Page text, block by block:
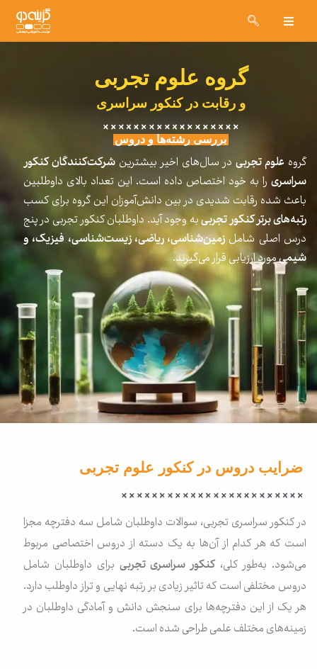
گروه علوم تجربی
و رقابت در کنکور سراسری
بررسی رشته‌ها و دروس
گروه علوم تجربیدر سال‌های اخیر بیشترینشرکت‌کنندگان کنکور
سراسریرا به خود اختصاص داده است. این تعداد بالای داوطلبین
باعث شده رقابت شدیدی در بین دانش‌آموزان این گروه برای کسب
رتبه‌های برتر کنکور تجربیبه وجود آید. داوطلبان کنکور تجربی در پنج
درس اصلی شاملزمین‌شناسی، ریاضی، زیست‌شناسی، فیزیک، و
شیمیمورد ارزیابی قرار می‌گیرند.
ضرایب دروس در کنکور علوم تجربی​
در کنکور سراسری تجربی، سوالات داوطلبان شامل سه دفترچه مجزا
است که هر کدام از آن‌ها به یک دسته از دروس اختصاصی مربوط
می‌شود. به‌طور کلی،کنکور سراسری تجربی برای داوطلبان شامل
دروس مختلفی است که تاثیر زیادی بر رتبه نهایی و تراز داوطلب دارد.
هر یک از این دفترچه‌ها برای سنجش دانش و آمادگی داوطلبان در
زمینه‌های مختلف علمی طراحی شده است.